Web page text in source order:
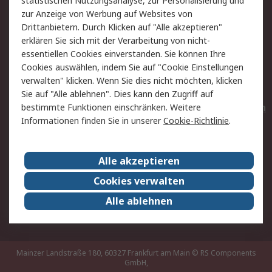
Hilfe
Privatkunden
Rechtliches
AGB
Datenschutz
Cookie-Richtlinie
Zahlungsbedingungen
Copyright/Impressum
Entsorgung
Elektrogeräte/Batterien
RS weltweit
Karriere bei RS
Nachhaltigkeit
Qualität/Umwelt/ZertifikatePresse-Center
Event-Center
Mainzer Landstraße 180, 60327 Frankfurt am Main © RS Components
GmbH,
zur Anzeige von Werbung auf Websites von
Drittanbietern. Durch Klicken auf "Alle akzeptieren"
erklären Sie sich mit der Verarbeitung von nicht-
essentiellen Cookies einverstanden. Sie können Ihre
Cookies auswählen, indem Sie auf "Cookie Einstellungen
verwalten" klicken. Wenn Sie dies nicht möchten, klicken
Sie auf "Alle ablehnen". Dies kann den Zugriff auf
bestimmte Funktionen einschränken. Weitere
Informationen finden Sie in unsererCookie-Richtlinie.
Alle akzeptieren
Cookies verwalten
Alle ablehnen